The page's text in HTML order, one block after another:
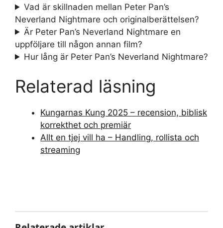
Vad är skillnaden mellan Peter Pan’s
Neverland Nightmare och originalberättelsen?
Är Peter Pan’s Neverland Nightmare en
uppföljare till någon annan film?
Hur lång är Peter Pan’s Neverland Nightmare?
Relaterad läsning
Kungarnas Kung 2025 – recension, biblisk
korrekthet och premiär
Allt en tjej vill ha – Handling, rollista och
streaming